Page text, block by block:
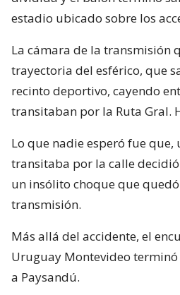
estadio ubicado sobre los
La cámara de la transmisión
trayectoria del esférico, que
recinto deportivo, cayendo
transitaban por la Ruta Gral.
Lo que nadie esperó fue que,
transitaba por la calle
un insólito choque que
transmisión.
Más allá del accidente, el
Uruguay Montevideo
a Paysandú.